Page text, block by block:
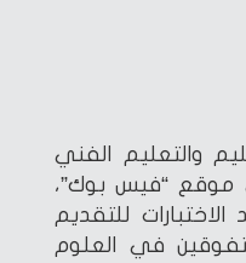
والتعليم الفني
موقع “فيس بوك”،
للتقديم
في العلوم